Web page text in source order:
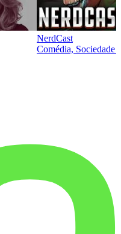
NerdCast
Comédia, Sociedade